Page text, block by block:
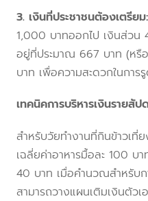
3. เงินที่ประชาชนต้องเตรียม:
1,000 บาทออกไป เงินส่วน
อยู่ที่ประมาณ 667 บาท (หรื
บาท เพื่อความสะดวกในกา
เทคนิคการบริหารเงินรายสัป
สำหรับวัยทำงานที่กินข้าวเที่
เฉลี่ยค่าอาหารมื้อละ 100 บา
40 บาท เมื่อคำนวณสำหรับ
สามารถวางแผนเติมเงินตัว